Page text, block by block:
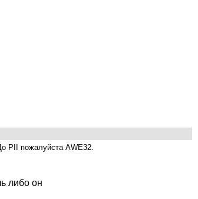
PII пожалуйста AWE32.
либо он